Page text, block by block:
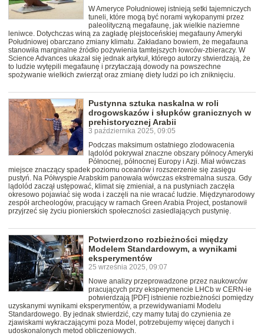
W Ameryce Południowej istnieją setki tajemniczych
tuneli, które mogą być norami wykopanymi przez
paleolityczną megafaunę, jak wielkie naziemne
leniwce. Dotychczas winą za zagładę plejstoceńskiej megafauny Ameryki
Południowej obarczano zmiany klimatu. Zakładano bowiem, że megafauna
stanowiła marginalne źródło pożywienia tamtejszych łowców-zbieraczy. W
Science Advances ukazał się jednak artykuł, którego autorzy stwierdzają, że
to ludzie wytępili megafaunę i przytaczają dowody na powszechne
spożywanie wielkich zwierząt oraz zmianę diety ludzi po ich zniknięciu.
Pustynna sztuka naskalna w roli
drogowskazów i słupków granicznych w
prehistorycznej Arabii
3 października 2025, 09:05
Podczas maksimum ostatniego zlodowacenia
lądolód pokrywał znaczne obszary północy Ameryki
Północnej, północnej Europy i Azji. Miał wówczas
miejsce znaczący spadek poziomu oceanów i rozszerzenie się zasięgu
pustyń. Na Półwyspie Arabskim panowała wówczas ekstremalna susza. Gdy
lądolód zaczął ustępować, klimat się zmieniał, a na pustyniach zaczęła
okresowo pojawiać się woda i zaczęli na nie wracać ludzie. Międzynarodowy
zespół archeologów, pracujący w ramach Green Arabia Project, postanowił
przyjrzeć się życiu pionierskich społeczności zasiedlających pustynię.
Potwierdzono rozbieżności między
Modelem Standardowym, a wynikami
eksperymentów
25 września 2025, 09:07
Nowe analizy przeprowadzone przez naukowców
pracujących przy eksperymencie LHCb w CERN-ie
potwierdzają [PDF] istnienie rozbieżności pomiędzy
uzyskanymi wynikami eksperymentów, a przewidywaniami Modelu
Standardowego. By jednak stwierdzić, czy mamy tutaj do czynienia ze
zjawiskami wykraczającymi poza Model, potrzebujemy więcej danych i
udoskonalonych metod obliczeniowych.